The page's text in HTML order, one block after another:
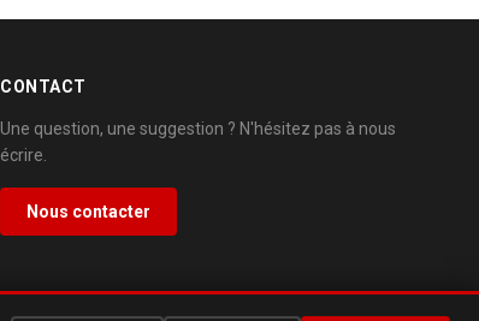
CONTACT
Une question, une suggestion ? N'hésitez pas à nous
écrire.
Nous contacter